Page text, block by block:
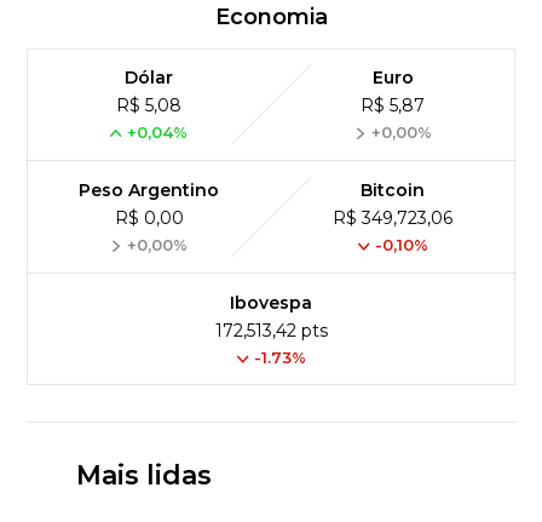
Economia
Dólar
R$ 5,08
+0,04%
Euro
R$ 5,87
+0,00%
Peso Argentino
R$ 0,00
+0,00%
Bitcoin
R$ 349,723,06
-0,10%
Ibovespa
172,513,42 pts
-1.73%
Mais lidas